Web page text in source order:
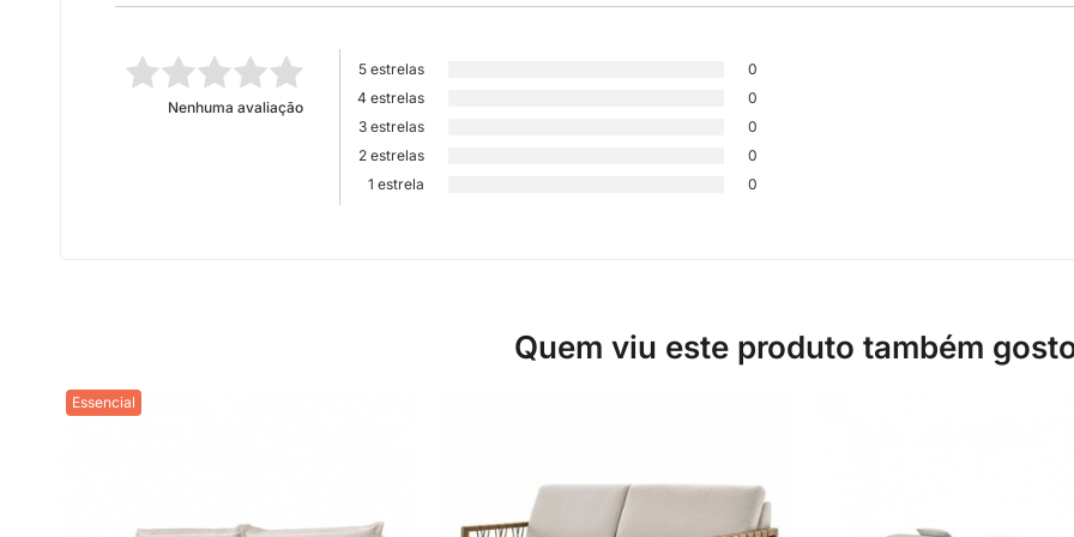
Nenhuma avaliação
5 estrelas
0
4 estrelas
0
3 estrelas
0
2 estrelas
0
1 estrela
0
Quem viu este produto também
Essencial